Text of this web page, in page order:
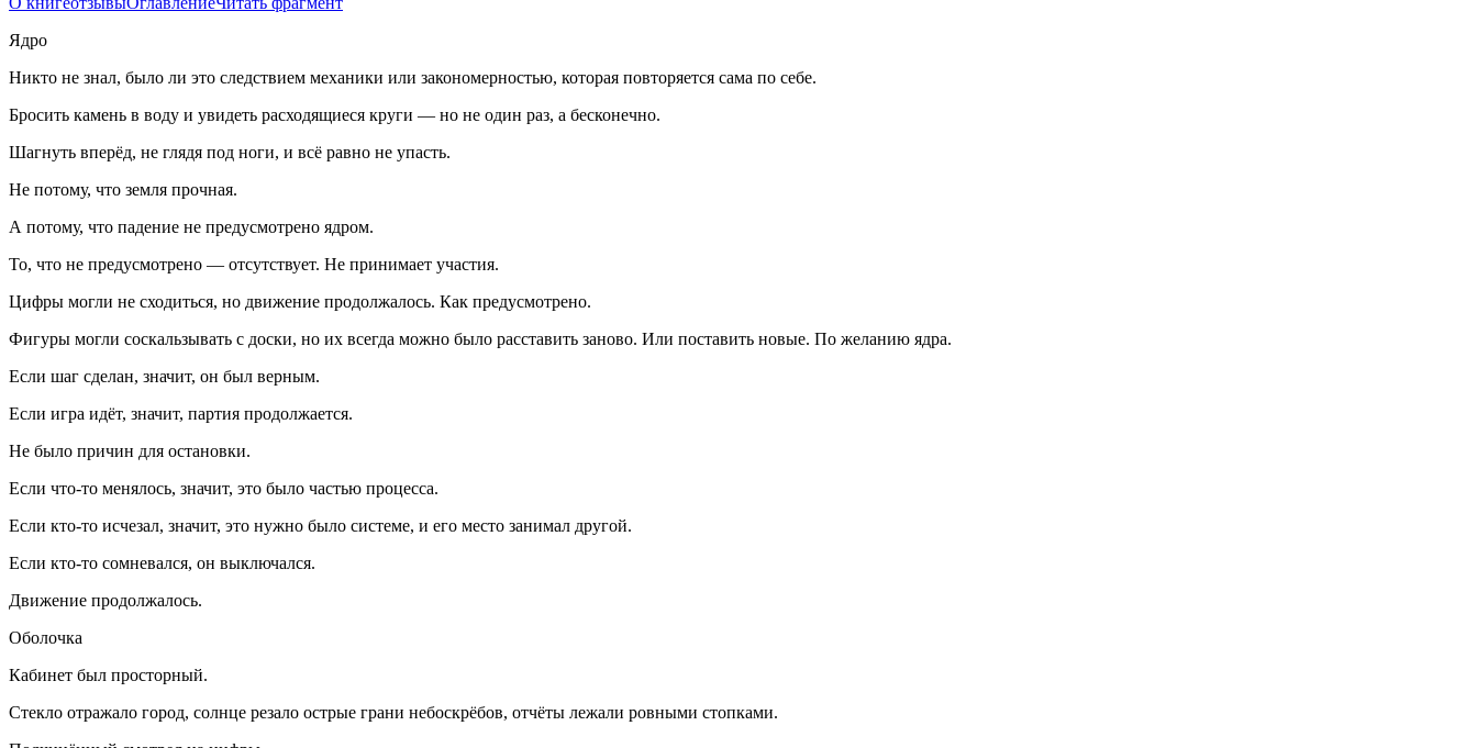
Ядро
Никто не знал, было ли это следствием механики или закономерностью, которая повторяется сама по себе.
Бросить камень в воду и увидеть расходящиеся круги — но не один раз, а бесконечно.
Шагнуть вперёд, не глядя под ноги, и всё равно не упасть.
Не потому, что земля прочная.
А потому, что падение не предусмотрено ядром.
То, что не предусмотрено — отсутствует. Не принимает участия.
Цифры могли не сходиться, но движение продолжалось. Как предусмотрено.
Фигуры могли соскальзывать с доски, но их всегда можно было расставить заново. Или поставить новые. По желанию ядра.
Если шаг сделан, значит, он был верным.
Если игра идёт, значит, партия продолжается.
Не было причин для остановки.
Если что-то менялось, значит, это было частью процесса.
Если кто-то исчезал, значит, это нужно было системе, и его место занимал другой.
Если кто-то сомневался, он выключался.
Движение продолжалось.
Оболочка
Кабинет был просторный.
Стекло отражало город, солнце резало острые грани небоскрёбов, отчёты лежали ровными стопками.